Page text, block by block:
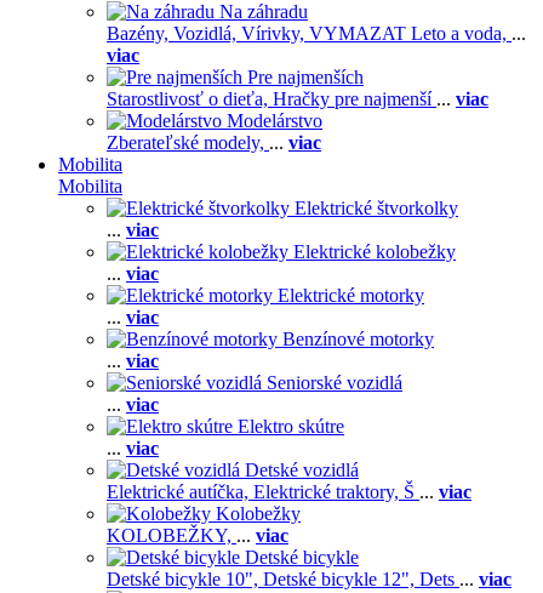
Na záhradu
Bazény, Vozidlá, Vírivky, VYMAZAT Leto a voda, ...
viac
Pre najmenších
Starostlivosť o dieťa, Hračky pre najmenší ... viac
Modelárstvo
Zberateľské modely, ... viac
Mobilita
Mobilita
Elektrické štvorkolky
... viac
Elektrické kolobežky
... viac
Elektrické motorky
... viac
Benzínové motorky
... viac
Seniorské vozidlá
... viac
Elektro skútre
... viac
Detské vozidlá
Elektrické autíčka, Elektrické traktory, Š ... viac
Kolobežky
KOLOBEŽKY, ... viac
Detské bicykle
Detské bicykle 10", Detské bicykle 12", Dets ... viac